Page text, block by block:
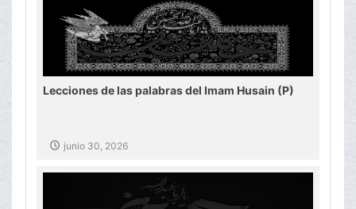
Lecciones de las palabras del Imam Husain (P)
junio 30, 2026